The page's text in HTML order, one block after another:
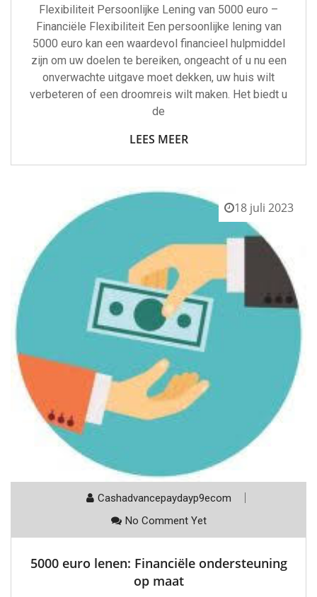
Flexibiliteit Persoonlijke Lening van 5000 euro –
Financiële Flexibiliteit Een persoonlijke lening van
5000 euro kan een waardevol financieel hulpmiddel
zijn om uw doelen te bereiken, ongeacht of u nu een
onverwachte uitgave moet dekken, uw huis wilt
verbeteren of een droomreis wilt maken. Het biedt u
de
LEES MEER
18 juli 2023
Cashadvancepaydayp9ecom
No Comment Yet
5000 euro lenen: Financiële ondersteuning
op maat